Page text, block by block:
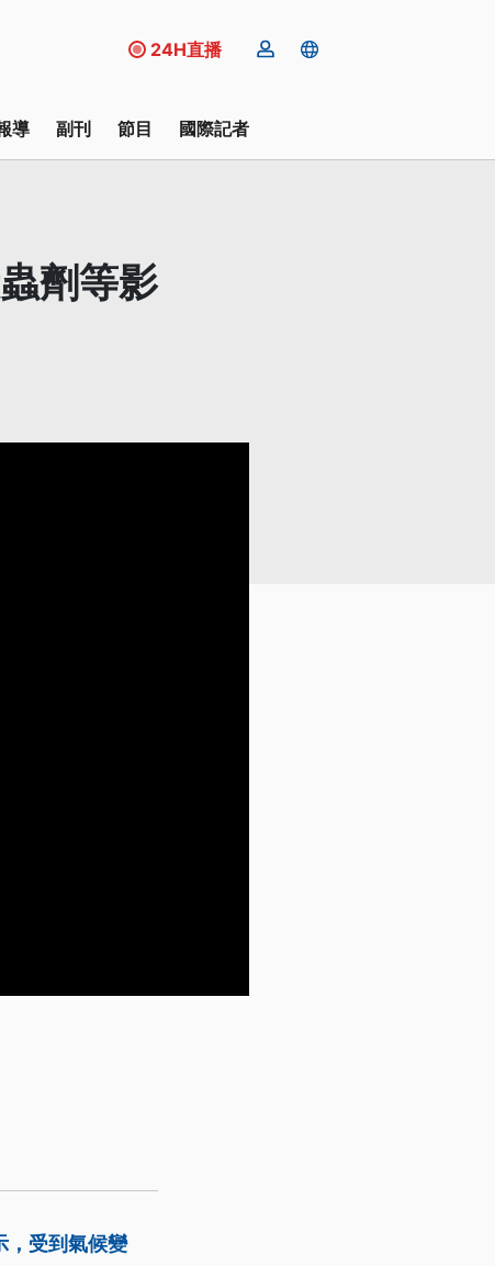
24H直播
導 副刊 節目 國際記者
劑等影
，受到氣候變